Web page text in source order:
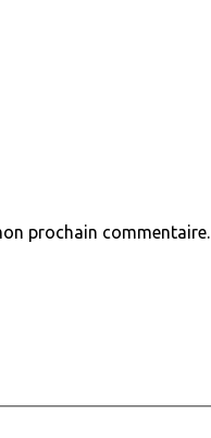
prochain commentaire.